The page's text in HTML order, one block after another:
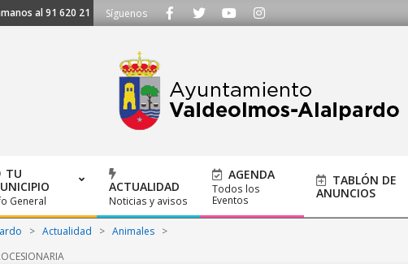
al 91 620 21 53 o escríbenos a ayuntamiento@alalpardo.org
Síguenos
TU
General
ACTUALIDAD
Noticias y avisos
AGENDA
Todos los
Eventos
TABLÓN DE
ANUNCIOS
> Actualidad > Animales
>